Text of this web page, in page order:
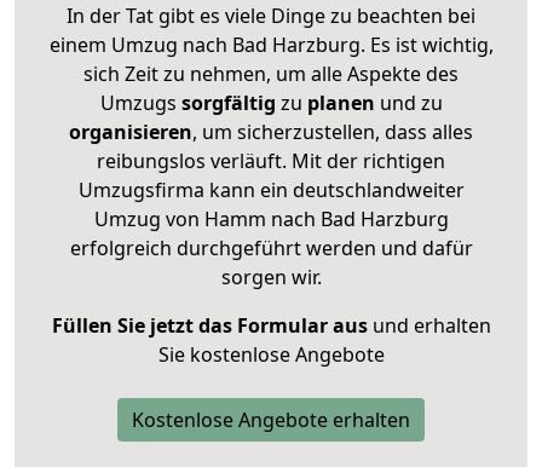
In der Tat gibt es viele Dinge zu beachten bei
einem Umzug nach Bad Harzburg. Es ist wichtig,
sich Zeit zu nehmen, um alle Aspekte des
Umzugs sorgfältig zu planen und zu
organisieren, um sicherzustellen, dass alles
reibungslos verläuft. Mit der richtigen
Umzugsfirma kann ein deutschlandweiter
Umzug von Hamm nach Bad Harzburg
erfolgreich durchgeführt werden und dafür
sorgen wir.
Füllen Sie jetzt das Formular ausund erhalten
Sie kostenlose Angebote
Kostenlose Angebote erhalten